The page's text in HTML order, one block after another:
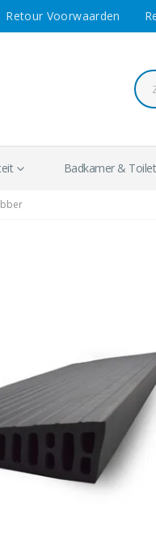
Retour Voorwaarden
Badkamer & Toilet